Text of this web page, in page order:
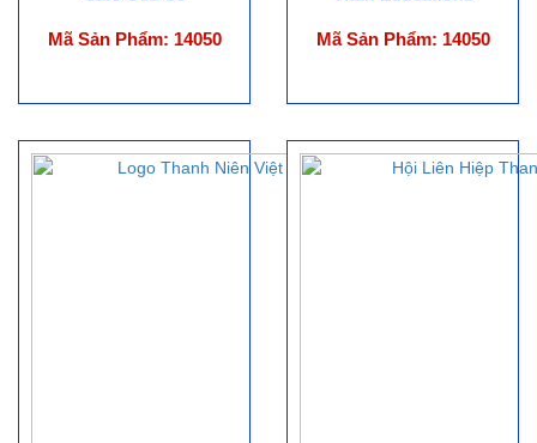
Mã Sản Phẩm: 14050 Mã Sản Phẩm: 14050